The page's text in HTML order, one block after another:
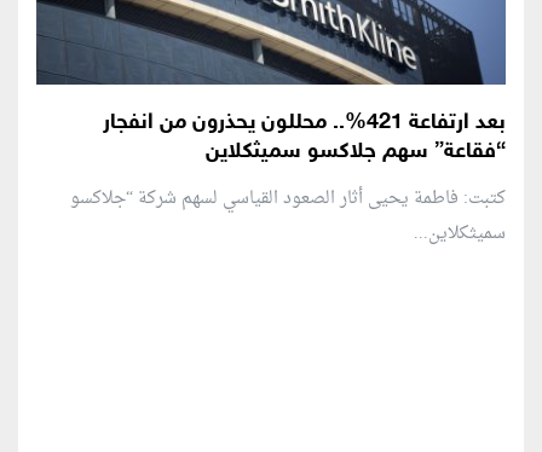
بعد ارتفاعة 421%.. محللون يحذرون من انفجار
“فقاعة” سهم جلاكسو سميثكلاين
كتبت: فاطمة يحيى أثار الصعود القياسي لسهم شركة “جلاكسو
سميثكلاين...